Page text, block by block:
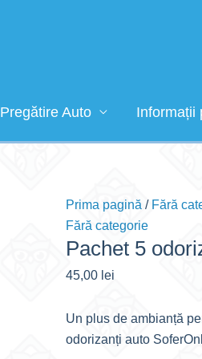
Pregătire Auto Informații
Prima pagină / Fără
Fără categorie
Pachet 5
45,00 lei
Un plus de ambianță
odorizanți auto